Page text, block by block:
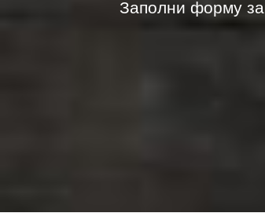
Заполни форму